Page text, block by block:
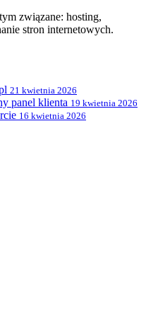
związane: hosting,
stron internetowych.
21 kwietnia 2026
panel klienta 19 kwietnia 2026
16 kwietnia 2026